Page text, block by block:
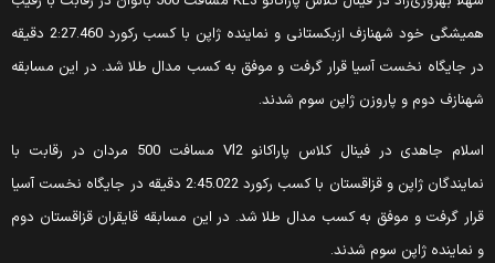
همیشگی خود شهنازف ازبکستانی و نماینده ژاپن با کسب رکورد 2:27.460 دقیقه
جایگاه نخست آسیا قرار گرفت و موفق به کسب مدال طلا شد. در این مسابقه
دوم و پاروزن ژاپن سوم شدند.
اسلام جاهدی در فینال کلاس پاراکانو Vl2 مسافت 500 مردان در رقابت با
نمایندگان ژاپن و قزاقستان با کسب رکورد 2:45.022 دقیقه در جایگاه نخست آسیا
گرفت و موفق به کسب مدال طلا شد. در این مسابقه قایقران قزاقستان دوم
نماینده ژاپن سوم شدند.